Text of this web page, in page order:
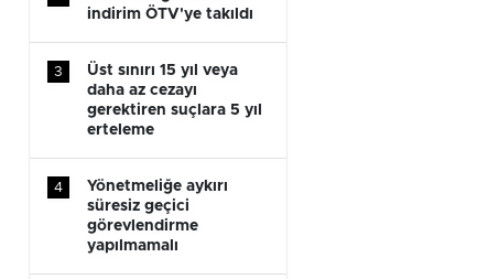
indirim ÖTV'ye takıldı
3
Üst sınırı 15 yıl veya
daha az cezayı
gerektiren suçlara 5 yıl
erteleme
4
Yönetmeliğe aykırı
süresiz geçici
görevlendirme
yapılmamalı